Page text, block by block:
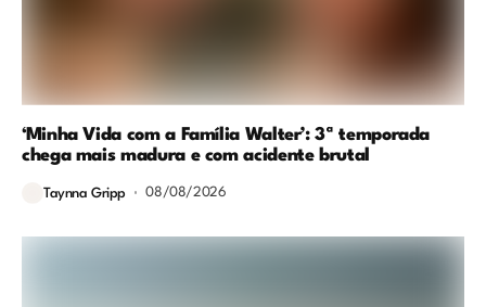
‘Minha Vida com a Família Walter’: 3ª temporada
chega mais madura e com acidente brutal
Taynna Gripp 08/08/2026